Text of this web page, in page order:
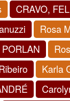
CRAVO,
Rosa
Karla